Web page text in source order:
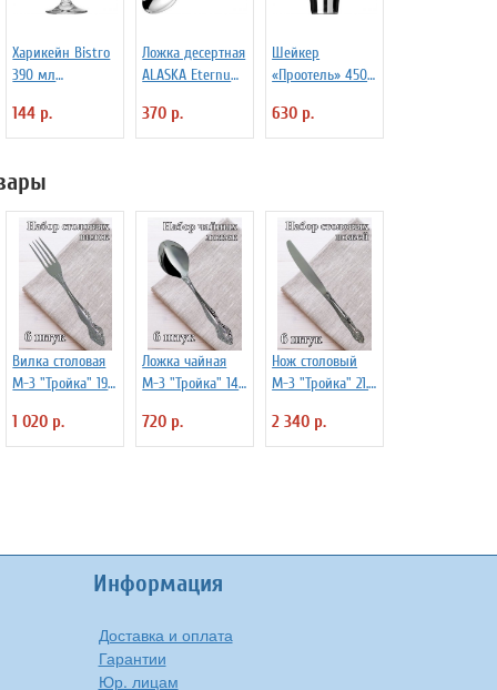
Харикейн Bistro
390 мл
1150311
144 р.
Ложка десертная
ALASKA Eternum
370 р.
Шейкер
«Проотель» 450
H=205 мм B=80
мм ProHotel
630 р.
Вилка столовая
М-3 "Тройка" 19.5
1 020 р.
Ложка чайная
М-3 "Тройка" 14
720 р.
Нож столовый
М-3 "Тройка" 21.5
2 340 р.
Информация
Доставка и оплата
Гарантии
Юр. лицам